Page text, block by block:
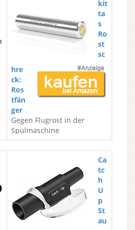
kit
ta
s
Ro
st
sc
hre
ck:
Ros
tfän
ger
Gegen Flugrost in der
Spülmaschine
Ca
tc
h
U
p
St
au